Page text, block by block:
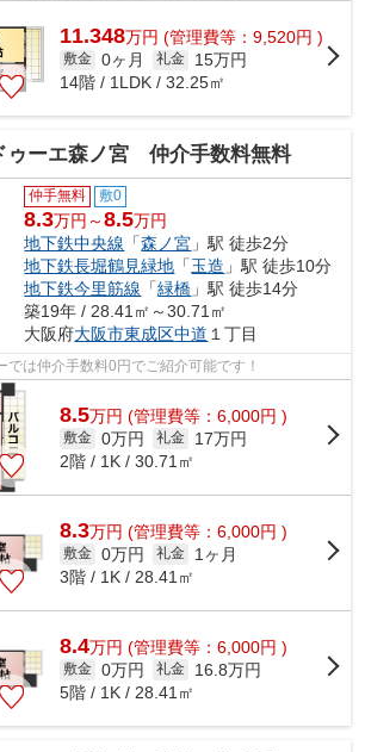
11.348万円 (管理費等：9,520円 )
敷金 0ヶ月 礼金
15万円
14階 / 1LDK / 32.25㎡
ゥーエ森ノ宮 仲介手数料無料
仲手無料 敷0
8.3万円～8.5万円
地下鉄中央線 「森ノ宮 」駅 徒歩2分
地下鉄長堀鶴見緑地 「玉造 」駅 徒歩10分
地下鉄今里筋線 「緑橋 」駅 徒歩14分
築19年 / 28.41㎡～30.71㎡
大阪府大阪市東成区中道 １丁目
では仲介手数料0円でご紹介可能です！
8.5万円 (管理費等：6,000円 )
敷金 0万円 礼金
17万円
2階 / 1K / 30.71㎡
8.3万円 (管理費等：6,000円 )
敷金 0万円 礼金
1ヶ月
3階 / 1K / 28.41㎡
8.4万円 (管理費等：6,000円 )
敷金 0万円 礼金
16.8万円
5階 / 1K / 28.41㎡